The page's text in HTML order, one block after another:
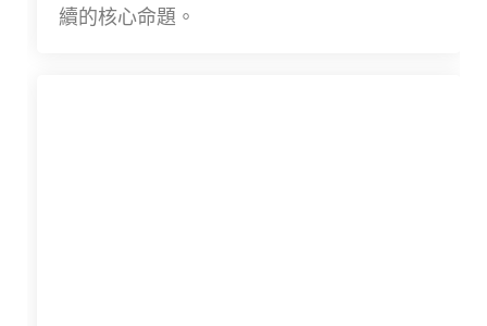
續的核心命題。